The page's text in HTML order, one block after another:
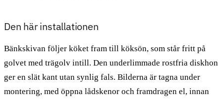
Den här installationen
Bänkskivan följer köket fram till köksön, som står fritt på
golvet med trägolv intill. Den underlimmade rostfria diskhon
ger en slät kant utan synlig fals. Bilderna är tagna under
montering, med öppna lådskenor och framdragen el, innan